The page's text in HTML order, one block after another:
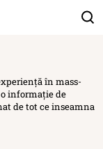
în mass-
informație de
de tot ce inseamna